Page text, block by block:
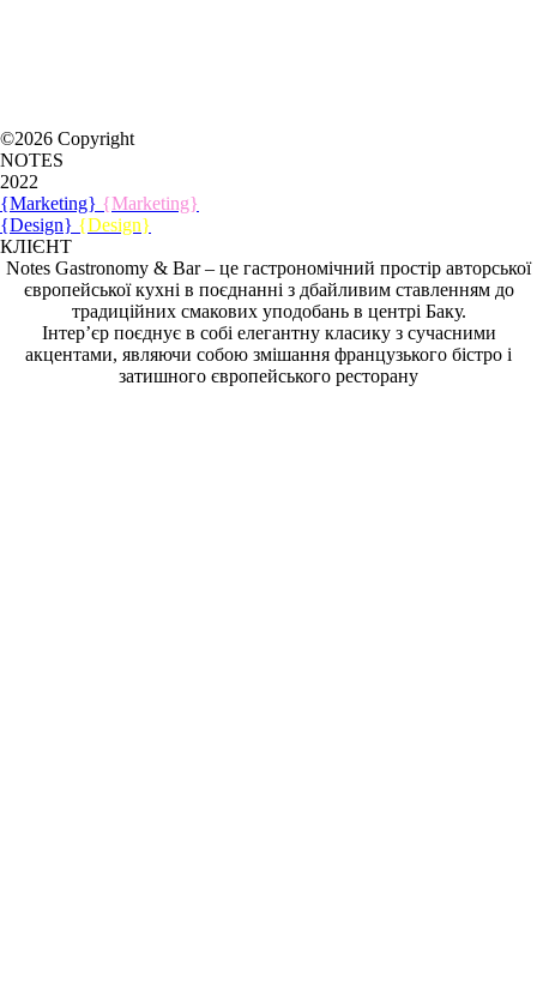
©2026 Copyright
NOTES
2022
{Marketing} {Marketing}
{Design} {Design}
КЛІЄНТ
Notes Gastronomy & Bar – це гастрономічний простір авторської
європейської кухні в поєднанні з дбайливим ставленням до
традиційних смакових уподобань в центрі Баку.
Інтер’єр поєднує в собі елегантну класику з сучасними
акцентами, являючи собою змішання французького бістро і
затишного європейського ресторану